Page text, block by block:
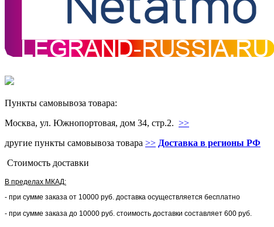
Пункты самовывоза товара:
Москва, ул. Южнопортовая, дом 34, стр.2. >>
другие пункты самовывоза товара >> Доставка в регионы РФ
Стоимость доставки
В пределах МКАД:
- при сумме заказа от 10000 руб. доставка осуществляется бесплатно
- при сумме заказа до 10000 руб. стоимость доставки составляет 600 руб.